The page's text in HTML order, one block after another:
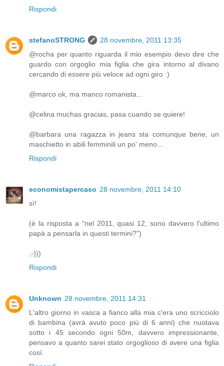
Rispondi
stefanoSTRONG
28 novembre, 2011 13:35
@rocha per quanto riguarda il mio esempio devo dire che
guardo con orgoglio mia figlia che gira intorno al divano
cercando di essere più veloce ad ogni giro :)
@marco ok, ma manco romanista...
@celina muchas gracias, pasa cuando se quiere!
@barbara una ragazza in jeans sta comunque bene, un
maschietto in abili femminili un po' meno...
Rispondi
economistapercaso 28 novembre, 2011 14:10
sì!
(è la risposta a "nel 2011, quasi 12, sono davvero l'ultimo
papà a pensarla in questi termini?")
;-)))
Rispondi
Unknown 28 novembre, 2011 14:31
L'altro giorno in vasca a fianco alla mia c'era uno scricciolo
di bambina (avrà avuto poco più di 6 anni) che nuotava
sotto i 45 secondo ogni 50m, davvero impressionante,
pensavo a quanto sarei stato orgoglioso di avere una figlia
così.